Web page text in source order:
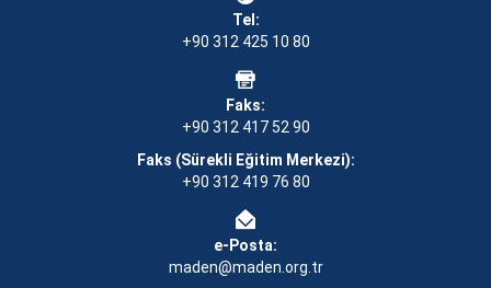
Tel:
+90 312 425 10 80
Faks:
+90 312 417 52 90
Faks (Sürekli Eğitim Merkezi):
+90 312 419 76 80
e-Posta:
maden@maden.org.tr